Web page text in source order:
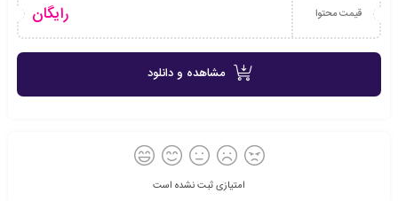
قیمت محتوا رایگان
مشاهده و دانلود
امتیازی ثبت نشده است